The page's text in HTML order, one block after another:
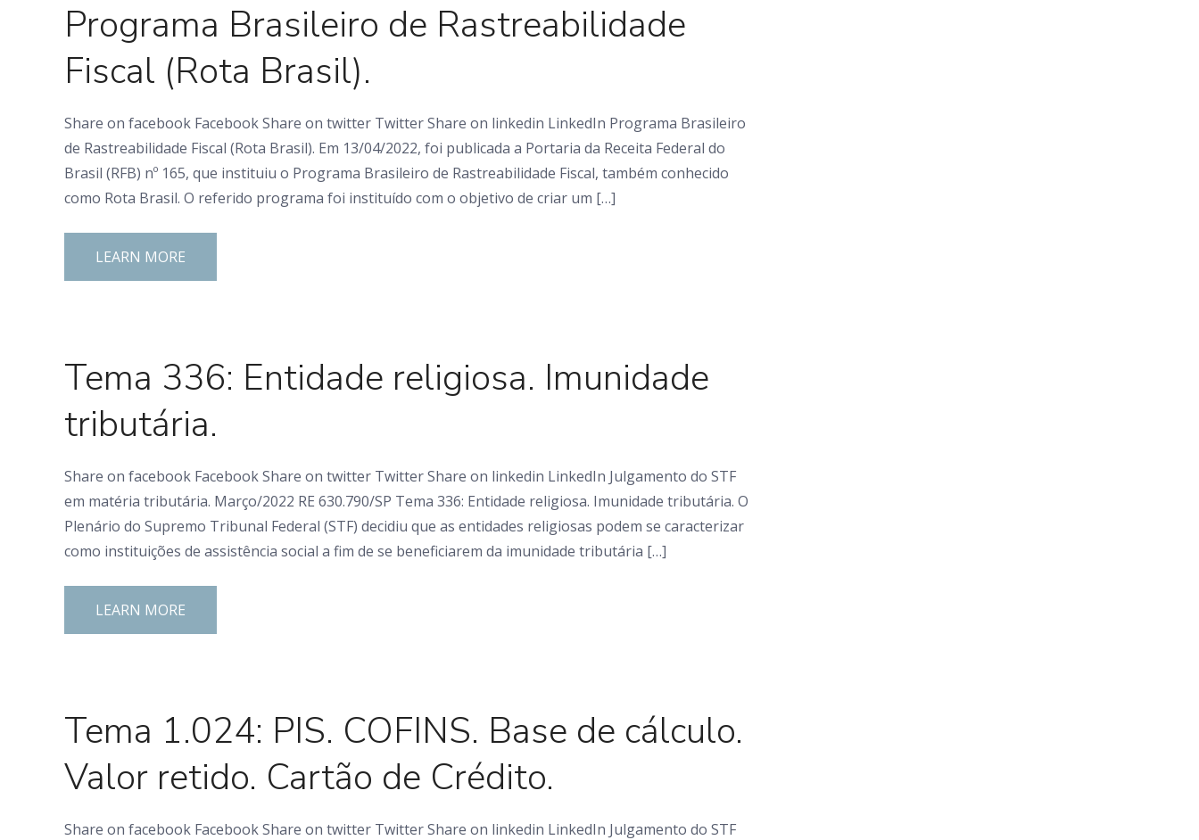
Programa Brasileiro de Rastreabilidade
Fiscal (Rota Brasil).
Share on facebook Facebook Share on twitter Twitter Share on linkedin LinkedIn Programa Brasileiro
de Rastreabilidade Fiscal (Rota Brasil). Em 13/04/2022, foi publicada a Portaria da Receita Federal do
Brasil (RFB) nº 165, que instituiu o Programa Brasileiro de Rastreabilidade Fiscal, também conhecido
como Rota Brasil. O referido programa foi instituído com o objetivo de criar um […]
LEARN MORE
Tema 336: Entidade religiosa. Imunidade
tributária.
Share on facebook Facebook Share on twitter Twitter Share on linkedin LinkedIn Julgamento do STF
em matéria tributária. Março/2022 RE 630.790/SP Tema 336: Entidade religiosa. Imunidade tributária. O
Plenário do Supremo Tribunal Federal (STF) decidiu que as entidades religiosas podem se caracterizar
como instituições de assistência social a fim de se beneficiarem da imunidade tributária […]
LEARN MORE
Tema 1.024: PIS. COFINS. Base de cálculo.
Valor retido. Cartão de Crédito.
Share on facebook Facebook Share on twitter Twitter Share on linkedin LinkedIn Julgamento do STF